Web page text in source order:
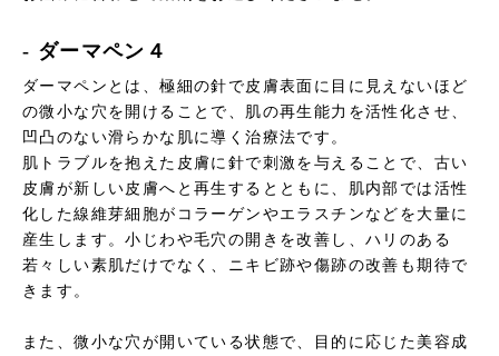
- ダーマペン４
ダーマペンとは、極細の針で皮膚表面に目に見えないほど
の微小な穴を開けることで、肌の再生能力を活性化させ、
凹凸のない滑らかな肌に導く治療法です。
肌トラブルを抱えた皮膚に針で刺激を与えることで、古い
皮膚が新しい皮膚へと再生するとともに、肌内部では活性
化した線維芽細胞がコラーゲンやエラスチンなどを大量に
産生します。小じわや毛穴の開きを改善し、ハリのある
若々しい素肌だけでなく、ニキビ跡や傷跡の改善も期待で
きます。
また、微小な穴が開いている状態で、目的に応じた美容成